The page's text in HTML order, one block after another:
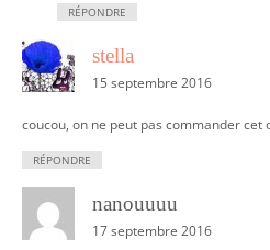
RÉPONDRE
stella
15 septembre 2016
coucou, on ne peut pas commander cet
RÉPONDRE
nanouuuu
17 septembre 2016